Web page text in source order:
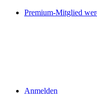
Premium-Mitglied
Anmelden